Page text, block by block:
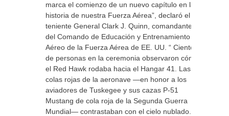
marca el comienzo de un nuevo capítulo en la
historia de nuestra Fuerza Aérea”, declaró el
teniente General Clark J. Quinn, comandante
del Comando de Educación y Entrenamiento
Aéreo de la Fuerza Aérea de EE. UU. “ Cientos
de personas en la ceremonia observaron cómo
el Red Hawk rodaba hacia el Hangar 41. Las
colas rojas de la aeronave —en honor a los
aviadores de Tuskegee y sus cazas P-51
Mustang de cola roja de la Segunda Guerra
Mundial— contrastaban con el cielo nublado.